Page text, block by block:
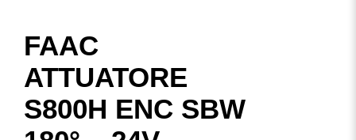
FAAC
ATTUATORE
S800H ENC SBW